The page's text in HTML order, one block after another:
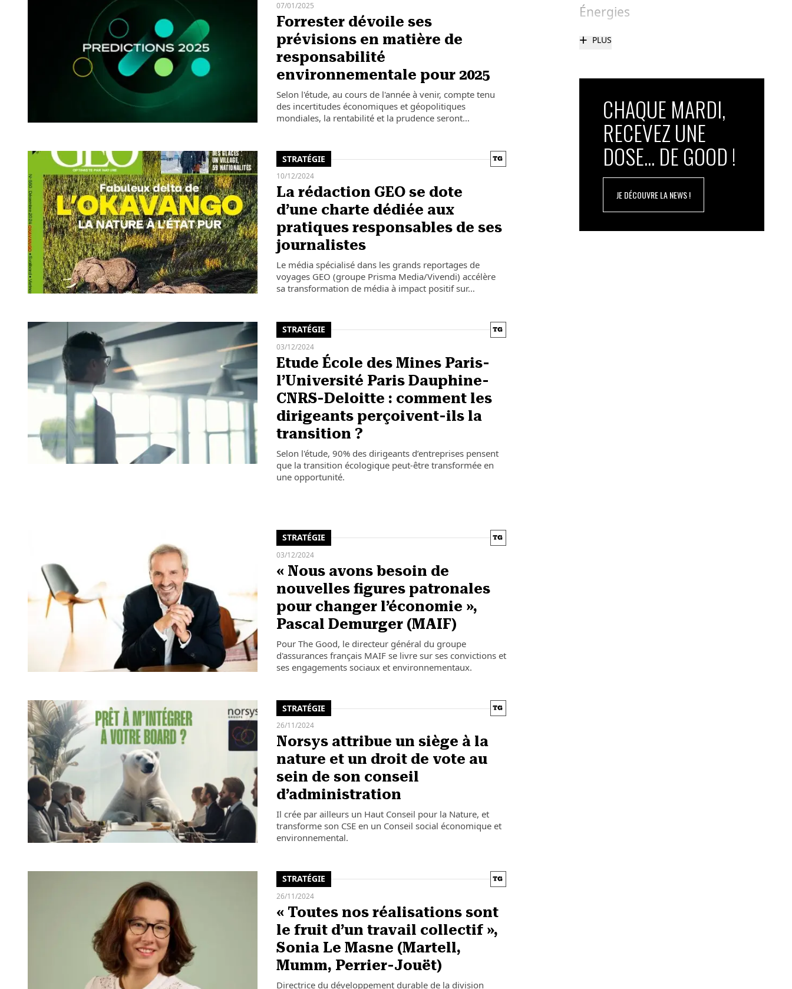
07/01/2025
Forrester dévoile ses
prévisions en matière de
responsabilité
environnementale pour 2025
Selon l'étude, au cours de l'année à venir, compte tenu
des incertitudes économiques et géopolitiques
mondiales, la rentabilité et la prudence seront…
STRATÉGIE
10/12/2024
La rédaction GEO se dote
d’une charte dédiée aux
pratiques responsables de ses
journalistes
Le média spécialisé dans les grands reportages de
voyages GEO (groupe Prisma Media/Vivendi) accélère
sa transformation de média à impact positif sur…
STRATÉGIE
03/12/2024
Etude École des Mines Paris-
l’Université Paris Dauphine-
CNRS-Deloitte : comment les
dirigeants perçoivent-ils la
transition ?
Selon l'étude, 90% des dirigeants d’entreprises pensent
que la transition écologique peut-être transformée en
une opportunité.
STRATÉGIE
03/12/2024
« Nous avons besoin de
nouvelles figures patronales
pour changer l’économie »,
Pascal Demurger (MAIF)
Pour The Good, le directeur général du groupe
d'assurances français MAIF se livre sur ses convictions et
ses engagements sociaux et environnementaux.
STRATÉGIE
26/11/2024
Norsys attribue un siège à la
nature et un droit de vote au
sein de son conseil
d’administration
Il crée par ailleurs un Haut Conseil pour la Nature, et
transforme son CSE en un Conseil social économique et
environnemental.
STRATÉGIE
26/11/2024
« Toutes nos réalisations sont
le fruit d’un travail collectif »,
Sonia Le Masne (Martell,
Mumm, Perrier-Jouët)
Directrice du développement durable de la division
Énergies
+ PLUS
CHAQUE MARDI,
RECEVEZ UNE
DOSE... DE GOOD !
JE DÉCOUVRE LA NEWS !